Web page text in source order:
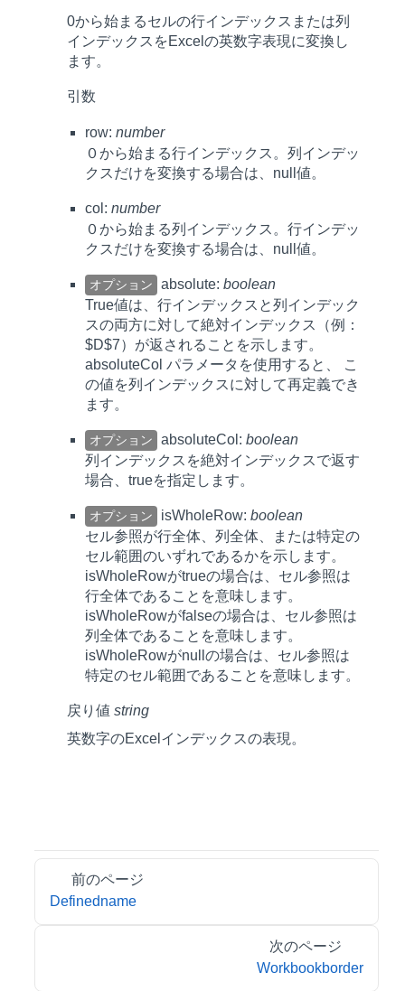
0から始まるセルの行インデックスまたは列
インデックスをExcelの英数字表現に変換し
ます。
引数
row: number
０から始まる行インデックス。列インデッ
クスだけを変換する場合は、null値。
col: number
０から始まる列インデックス。行インデッ
クスだけを変換する場合は、null値。
オプション absolute: boolean
True値は、行インデックスと列インデック
スの両方に対して絶対インデックス（例：
$D$7）が返されることを示します。
absoluteCol パラメータを使用すると、 こ
の値を列インデックスに対して再定義でき
ます。
オプション absoluteCol: boolean
列インデックスを絶対インデックスで返す
場合、trueを指定します。
オプション isWholeRow: boolean
セル参照が行全体、列全体、または特定の
セル範囲のいずれであるかを示します。
isWholeRowがtrueの場合は、セル参照は
行全体であることを意味します。
isWholeRowがfalseの場合は、セル参照は
列全体であることを意味します。
isWholeRowがnullの場合は、セル参照は
特定のセル範囲であることを意味します。
戻り値 string
英数字のExcelインデックスの表現。
前のページ
Definedname
次のページ
Workbookborder